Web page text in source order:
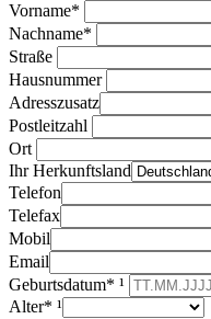
Vorname*
Nachname*
Straße
Hausnummer
Adresszusatz
Postleitzahl
Ort
Ihr Herkunftsland
Telefon
Telefax
Mobil
Email
Geburtsdatum* ¹
Alter* ¹